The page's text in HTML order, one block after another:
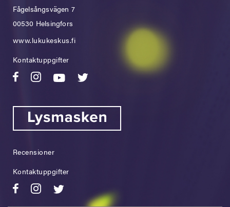
Fågelsångsvägen 7
00530 Helsingfors
www.lukukeskus.fi
Kontaktuppgifter
Recensioner
Kontaktuppgifter